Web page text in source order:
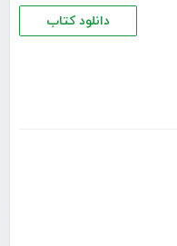
دانلود کتاب